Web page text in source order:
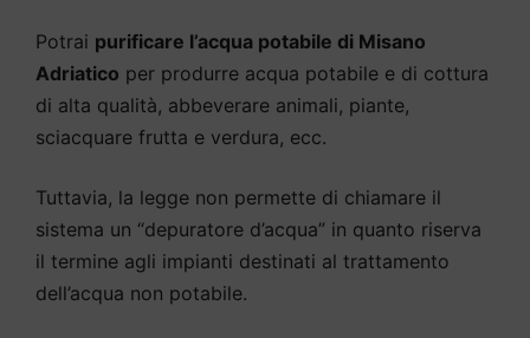
Potrai purificare l’acqua potabile di Misano
Adriatico per produrre acqua potabile e di cottura
di alta qualità, abbeverare animali, piante,
sciacquare frutta e verdura, ecc.
Tuttavia, la legge non permette di chiamare il
sistema un “depuratore d’acqua” in quanto riserva
il termine agli impianti destinati al trattamento
dell’acqua non potabile.